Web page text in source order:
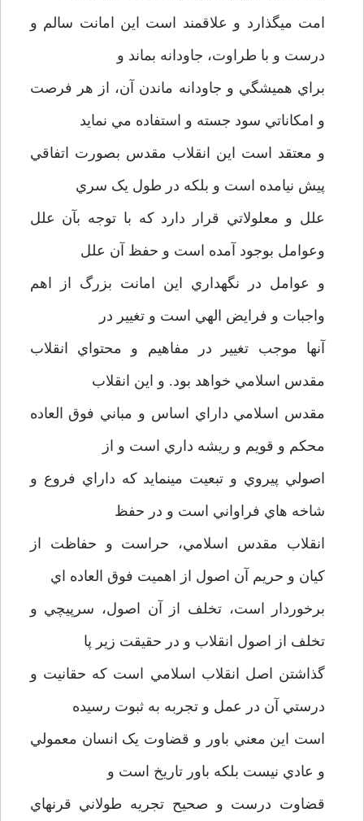
امت ميگذارد و علاقمند است اين امانت سالم و
درست و با طراوت، جاودانه بماند و
براي هميشگي و جاودانه ماندن آن، از هر فرصت
و امکاناتي سود جسته و استفاده مي نمايد
و معتقد است اين انقلاب مقدس بصورت اتفاقي
پيش نيامده است و بلکه در طول يک سري
علل و معلولاتي قرار دارد که با توجه بآن علل
وعوامل بوجود آمده است و حفظ آن علل
و عوامل در نگهداري اين امانت بزرگ از اهم
واجبات و فرايض الهي است و تغيير در
آنها موجب تغيير در مفاهيم و محتواي انقلاب
مقدس اسلامي خواهد بود. و اين انقلاب
مقدس اسلامي داراي اساس و مباني فوق العاده
محکم و قويم و ريشه داري است و از
اصولي پيروي و تبعيت مينمايد که داراي فروع و
شاخه هاي فراواني است و در حفظ
انقلاب مقدس اسلامي، حراست و حفاظت از
کيان و حريم آن اصول از اهميت فوق العاده اي
برخوردار است، تخلف از آن اصول، سرپيچي و
تخلف از اصول انقلاب و در حقيقت زير پا
گذاشتن اصل انقلاب اسلامي است که حقانيت و
درستي آن در عمل و تجربه به ثبوت رسيده
است اين معني باور و قضاوت يک انسان معمولي
و عادي نيست بلکه باور تاريخ است و
قضاوت درست و صحيح تجريه طولاني قرنهاي